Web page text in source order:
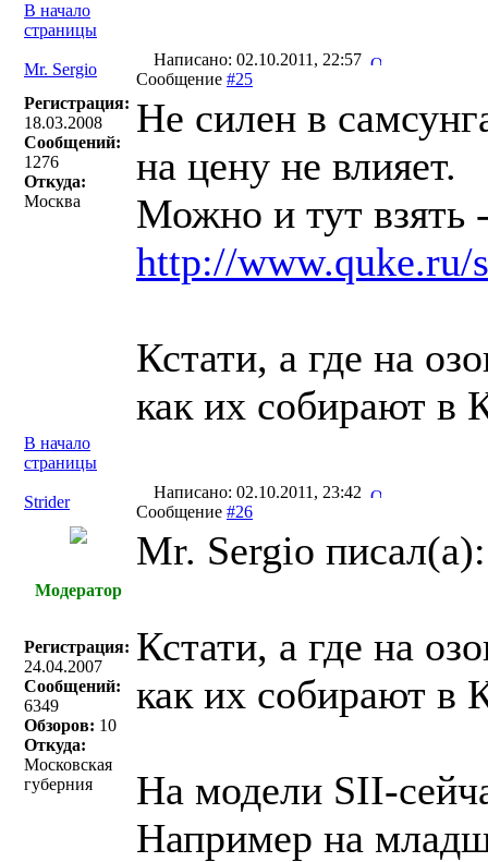
В начало
страницы
Mr. Sergio
Написано: 02.10.2011, 22:57
Сообщение #25
Регистрация:
18.03.2008
Сообщений:
1276
Откуда:
Москва
Не силен в
на цену не влияет.
Можно и тут взять
http://www.quke.ru/
Кстати, а где на
как их собирают в
В начало
страницы
Strider
Написано: 02.10.2011, 23:42
Сообщение #26
Модератор
Регистрация:
24.04.2007
Сообщений:
6349
Обзоров: 10
Откуда:
Московская
губерния
Mr. Sergio писал(a):
Кстати, а где на
как их собирают в
На модели SII-
Например на